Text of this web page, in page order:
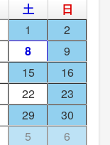
土
日
1
2
8
9
15
16
22
23
29
30
5 6